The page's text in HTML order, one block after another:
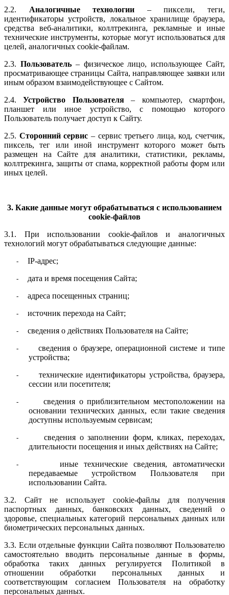
2.2. Аналогичные технологии – пиксели, теги,
идентификаторы устройств, локальное хранилище браузера,
средства веб-аналитики, коллтрекинга, рекламные и иные
технические инструменты, которые могут использоваться для
целей, аналогичных cookie-файлам.
2.3. Пользователь– физическое лицо, использующее Сайт,
просматривающее страницы Сайта, направляющее заявки или
иным образом взаимодействующее с Сайтом.
2.4.Устройство Пользователя– компьютер, смартфон,
планшет или иное устройство, с помощью которого
Пользователь получает доступ к Сайту.
2.5. Сторонний сервис – сервис третьего лица, код, счетчик,
пиксель, тег или иной инструмент которого может быть
размещен на Сайте для аналитики, статистики, рекламы,
коллтрекинга, защиты от спама, корректной работы форм или
иных целей.
3. Какие данные могут обрабатываться с использованием
cookie-файлов
3.1. При использовании cookie-файлов и аналогичных
технологий могут обрабатываться следующие данные:
- IP-адрес;
- дата и время посещения Сайта;
- адреса посещенных страниц;
- источник перехода на Сайт;
- сведения о действиях Пользователя на Сайте;
-
сведения о браузере, операционной системе и типе
устройства;
-
технические идентификаторы устройства, браузера,
сессии или посетителя;
-
сведения о приблизительном местоположении на
основании технических данных, если такие сведения
доступны используемым сервисам;
-
сведения о заполнении форм, кликах, переходах,
длительности посещения и иных действиях на Сайте;
-
иные технические сведения, автоматически
передаваемые устройством Пользователя при
использовании Сайта.
3.2. Сайт не использует cookie-файлы для получения
паспортных данных, банковских данных, сведений о
здоровье, специальных категорий персональных данных или
биометрических персональных данных.
3.3. Если отдельные функции Сайта позволяют Пользователю
самостоятельно вводить персональные данные в формы,
обработка таких данных регулируется Политикой в
отношении обработки персональных данных и
соответствующим согласием Пользователя на обработку
персональных данных.